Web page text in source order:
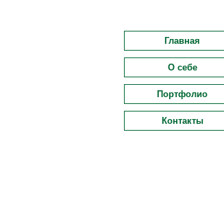
Главная
О себе
Портфолио
Контакты